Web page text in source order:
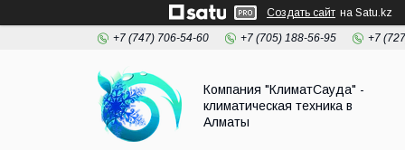
Создать сайт на Satu.kz
+7 (747) 706-54-60 +7 (705) 188-56-95 +7
Компания "КлиматСауда" -
климатическая техника в
Алматы